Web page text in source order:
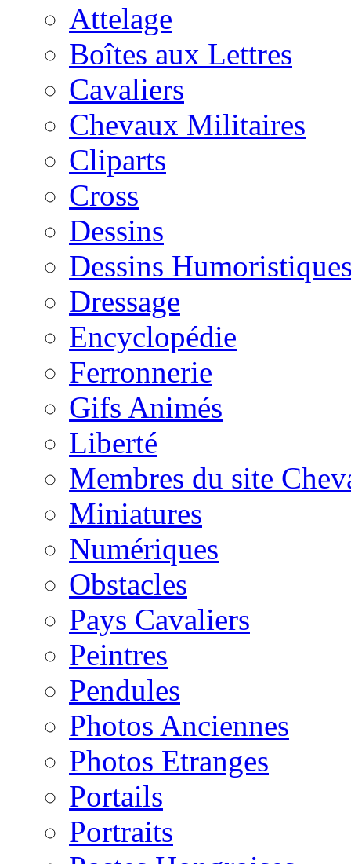
Attelage
Boîtes aux Lettres
Cavaliers
Chevaux Militaires
Cliparts
Cross
Dessins
Dessins
Dressage
Encyclopédie
Ferronnerie
Gifs Animés
Liberté
Membres du site
Miniatures
Numériques
Obstacles
Pays Cavaliers
Peintres
Pendules
Photos Anciennes
Photos Etranges
Portails
Portraits